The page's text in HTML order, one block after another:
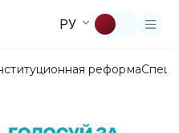
РУ
реформа